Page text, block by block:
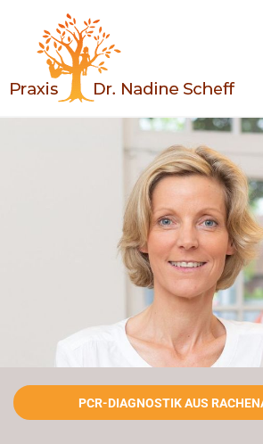
Zum Inhalt springen
PCR-DIAGNOSTIK AUS